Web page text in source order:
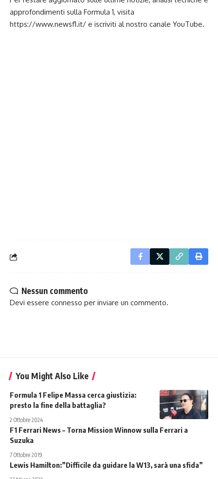
approfondimenti sulla Formula 1, visita
https://www.newsf1.it/ e iscriviti al nostro canale YouTube.
Nessun commento
Devi essere connesso per inviare un commento.
You Might Also Like
Formula 1 Felipe Massa cerca giustizia:
presto la fine della battaglia?
2 Ottobre 2024
F1 Ferrari News – Torna Mission Winnow sulla Ferrari a
Suzuka
7 Ottobre 2019
Lewis Hamilton:”Difficile da guidare la W13, sarà una sfida”